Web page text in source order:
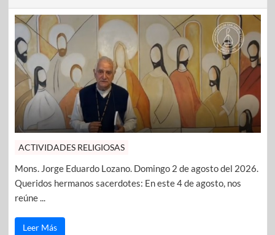
ACTIVIDADES RELIGIOSAS
Mons. Jorge Eduardo Lozano. Domingo 2 de agosto del 2026.
Queridos hermanos sacerdotes: En este 4 de agosto, nos
reúne ...
Leer Más